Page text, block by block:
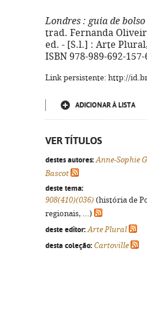
Londres : guia de bolso
trad. Fernanda
ed. - [S.l.] : Arte
ISBN 978-989-692-157-
Link persistente: http://
ADICIONAR À LISTA
VER TÍTULOS
destes autores: Anne-Sophie
Bascot
deste tema:
908(410)(036) (história de
regionais, ...)
deste editor: Arte Plural
desta coleção: Cartoville